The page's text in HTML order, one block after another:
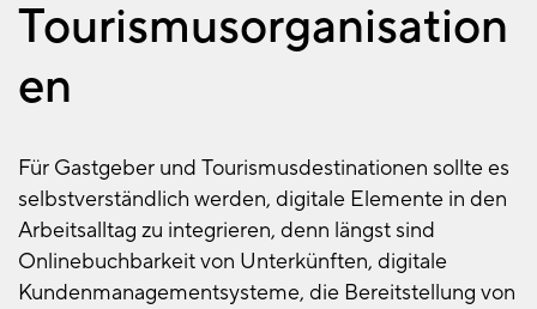
Tourismusorganisation
en
Für Gastgeber und Tourismusdestinationen sollte es
selbstverständlich werden, digitale Elemente in den
Arbeitsalltag zu integrieren, denn längst sind
Onlinebuchbarkeit von Unterkünften, digitale
Kundenmanagementsysteme, die Bereitstellung von